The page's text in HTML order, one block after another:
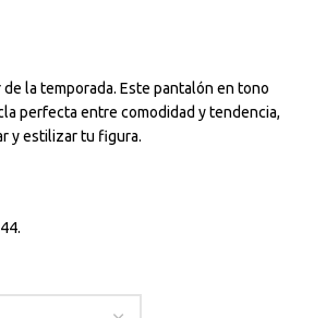
la temporada. Este pantalón en tono
perfecta entre comodidad y tendencia,
y estilizar tu figura.